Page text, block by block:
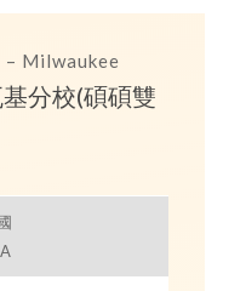
Milwaukee
分校(碩碩雙